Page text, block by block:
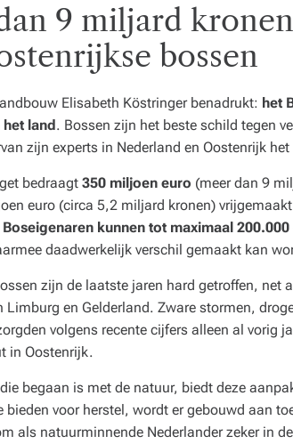
9 miljard
bossen
Elisabeth Köstringer benadrukt: het
land. Bossen zijn het beste schild tegen
zijn experts in Nederland en Oostenrijk het
bedraagt 350 miljoen euro (meer dan 9
euro (circa 5,2 miljard kronen)
Boseigenaren kunnen tot maximaal
daadwerkelijk verschil gemaakt kan
zijn de laatste jaren hard getroffen, net
Limburg en Gelderland. Zware stormen,
volgens recente cijfers alleen al vorig
in Oostenrijk.
begaan is met de natuur, biedt deze
bieden voor herstel, wordt er gebouwd aan
als natuurminnende Nederlander zeker in